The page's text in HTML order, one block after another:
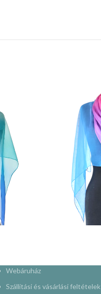
Webáruház
Szállítási és vásárlási feltételek